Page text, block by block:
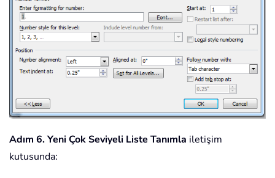
Adım 6.Yeni Çok Seviyeli Liste Tanımla iletişim
kutusunda: